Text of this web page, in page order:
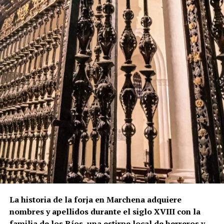
renacentista. El cuerpo de campanas presenta
grandes arcos de medio punto, mientras que el friso
y el chapitel incorporan azulejería, uno de los
elementos más característicos de la arquitectura
religiosa marchenera. El Plan Especial de Protección
del Conjunto Histórico de Marchena describe
precisamente la torre como una construcción
rematada por chapitel y decorada con azulejos tanto
en el friso como en su coronación.
La lectura de los muros permite plantear que el
actual campanario se levantó sobre una torre
anterior, probablemente medieval. Los dos arcos
aparentemente tapiados visibles bajo el friso
cerámico podrían ser una de las huellas de aquella
fase primitiva, aunque esta hipótesis no debe
presentarse como definitiva mientras no exista una
comprobación arqueológica del paramento.
La historia de la forja en Marchena adquiere
nombres y apellidos durante el siglo XVIII con la